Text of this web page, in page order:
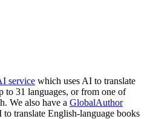
service which uses AI to translate
31 languages, or from one of
We also have a GlobalAuthor
translate English-language books